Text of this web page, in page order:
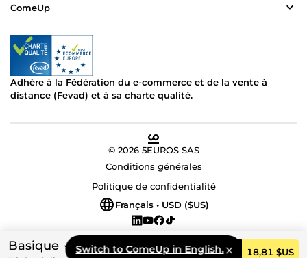
Basique Commander 18,81 $US
Switch to ComeUp in English.
ComeUp
Adhère à la Fédération du e-commerce et de la vente à
distance (Fevad) et à sa charte qualité.
© 2026 5EUROS SAS
Conditions générales
Politique de confidentialité
Français • USD ($US)